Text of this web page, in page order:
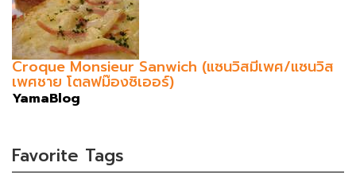
Croque Monsieur Sanwich (แซนวิสมีเพศ/แซนวิส
เพศชาย โตลฟม๊องซิเออร์)
YamaBlog
Favorite Tags